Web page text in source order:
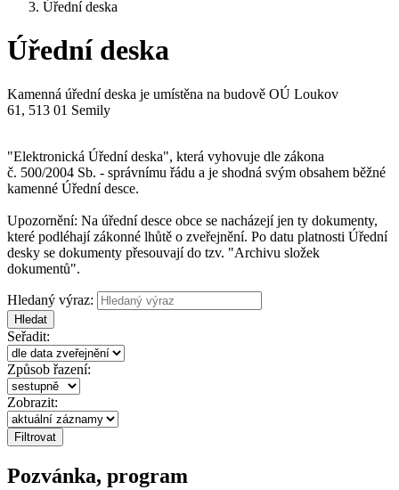
Úřední deska
Úřední deska
Kamenná úřední deska je umístěna na budově OÚ Loukov
61, 513 01 Semily
"Elektronická Úřední deska", která vyhovuje dle zákona
č. 500/2004 Sb. - správnímu řádu a je shodná svým obsahem běžné
kamenné Úřední desce.
Upozornění: Na úřední desce obce se nacházejí jen ty dokumenty,
které podléhají zákonné lhůtě o zveřejnění. Po datu platnosti Úřední
desky se dokumenty přesouvají do tzv. "Archivu složek
dokumentů".
Hledaný výraz:
Hledat
Seřadit:
Způsob řazení:
Zobrazit:
Pozvánka, program